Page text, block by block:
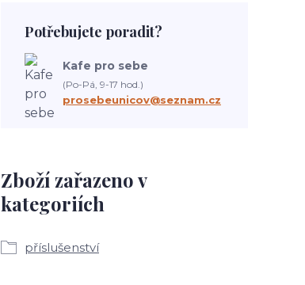
Zboží zařazeno v
kategoriích
příslušenství
Potřebujete poradit?
Kafe pro sebe
(Po-Pá, 9-17 hod.)
prosebeunicov@seznam.cz